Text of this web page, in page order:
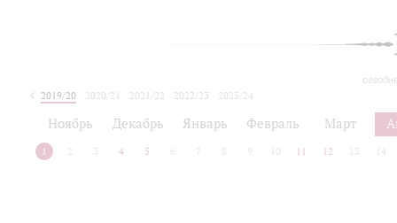
2019/20 2020/21 2021/22 2022/23
2023/24
Ноябрь Декабрь Январь Февраль Март
1 2 3 4 5 6 7 8 9 10 11 12 13 14